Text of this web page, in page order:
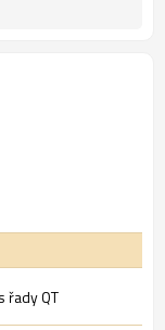
řady QT